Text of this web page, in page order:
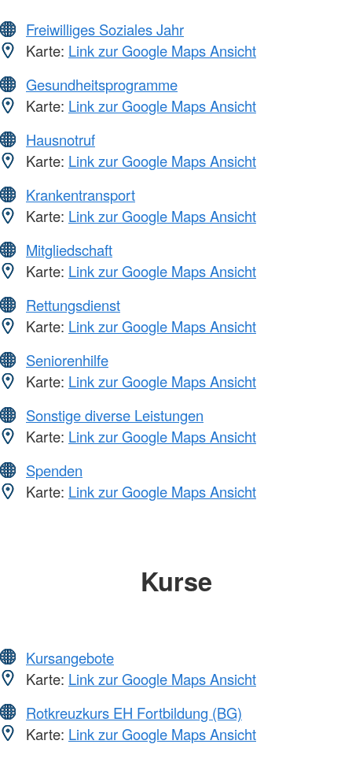
Freiwilliges Soziales Jahr
Karte: Link zur Google Maps Ansicht
Gesundheitsprogramme
Karte: Link zur Google Maps Ansicht
Hausnotruf
Karte: Link zur Google Maps Ansicht
Krankentransport
Karte: Link zur Google Maps Ansicht
Mitgliedschaft
Karte: Link zur Google Maps Ansicht
Rettungsdienst
Karte: Link zur Google Maps Ansicht
Seniorenhilfe
Karte: Link zur Google Maps Ansicht
Sonstige diverse Leistungen
Karte: Link zur Google Maps Ansicht
Spenden
Karte: Link zur Google Maps Ansicht
Kurse
Kursangebote
Karte: Link zur Google Maps Ansicht
Rotkreuzkurs EH Fortbildung (BG)
Karte: Link zur Google Maps Ansicht